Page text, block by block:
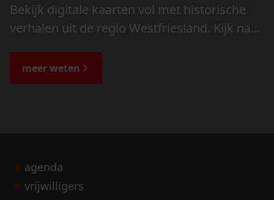
Bekijk digitale kaarten vol met historische
verhalen uit de regio Westfriesland. Kijk naar
de bijzondere verhalen.
meer weten
agenda
vrijwilligers